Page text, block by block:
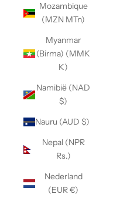
Mozambique
(MZN MTn)
Myanmar
(Birma) (MMK
K)
Namibië (NAD
$)
Nauru (AUD $)
Nepal (NPR
Rs.)
Nederland
(EUR €)